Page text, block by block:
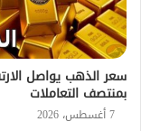
سعر الذهب يواصل
بمنتصف التعاملات
7 أغسطس، 2026